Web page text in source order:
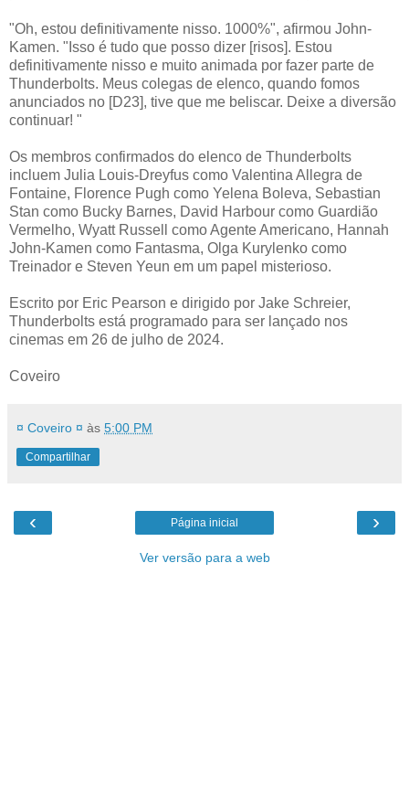
"Oh, estou definitivamente nisso. 1000%", afirmou John-
Kamen. "Isso é tudo que posso dizer [risos]. Estou
definitivamente nisso e muito animada por fazer parte de
Thunderbolts. Meus colegas de elenco, quando fomos
anunciados no [D23], tive que me beliscar. Deixe a diversão
continuar! "
Os membros confirmados do elenco de Thunderbolts
incluem Julia Louis-Dreyfus como Valentina Allegra de
Fontaine, Florence Pugh como Yelena Boleva, Sebastian
Stan como Bucky Barnes, David Harbour como Guardião
Vermelho, Wyatt Russell como Agente Americano, Hannah
John-Kamen como Fantasma, Olga Kurylenko como
Treinador e Steven Yeun em um papel misterioso.
Escrito por Eric Pearson e dirigido por Jake Schreier,
Thunderbolts está programado para ser lançado nos
cinemas em 26 de julho de 2024.
Coveiro
¤ Coveiro ¤ às 5:00 PM
Compartilhar
‹ ›
Página inicial
Ver versão para a web